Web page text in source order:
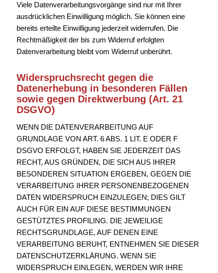
Viele Datenverarbeitungsvorgänge sind nur mit Ihrer
ausdrücklichen Einwilligung möglich. Sie können eine
bereits erteilte Einwilligung jederzeit widerrufen. Die
Rechtmäßigkeit der bis zum Widerruf erfolgten
Datenverarbeitung bleibt vom Widerruf unberührt.
Widerspruchsrecht gegen die
Datenerhebung in besonderen Fällen
sowie gegen Direktwerbung (Art. 21
DSGVO)
WENN DIE DATENVERARBEITUNG AUF
GRUNDLAGE VON ART. 6 ABS. 1 LIT. E ODER F
DSGVO ERFOLGT, HABEN SIE JEDERZEIT DAS
RECHT, AUS GRÜNDEN, DIE SICH AUS IHRER
BESONDEREN SITUATION ERGEBEN, GEGEN DIE
VERARBEITUNG IHRER PERSONENBEZOGENEN
DATEN WIDERSPRUCH EINZULEGEN; DIES GILT
AUCH FÜR EIN AUF DIESE BESTIMMUNGEN
GESTÜTZTES PROFILING. DIE JEWEILIGE
RECHTSGRUNDLAGE, AUF DENEN EINE
VERARBEITUNG BERUHT, ENTNEHMEN SIE DIESER
DATENSCHUTZERKLÄRUNG. WENN SIE
WIDERSPRUCH EINLEGEN, WERDEN WIR IHRE